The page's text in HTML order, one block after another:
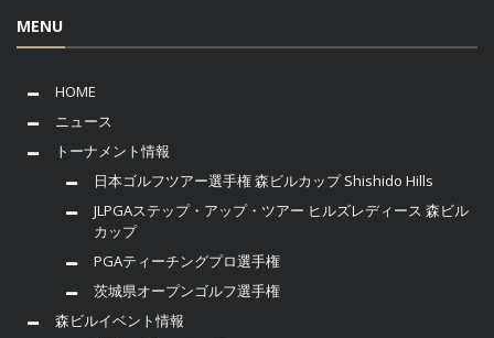
MENU
HOME
ニュース
トーナメント情報
日本ゴルフツアー選手権 森ビルカップ Shishido Hills
JLPGAステップ・アップ・ツアー ヒルズレディース 森ビル
カップ
PGAティーチングプロ選手権
茨城県オープンゴルフ選手権
森ビルイベント情報